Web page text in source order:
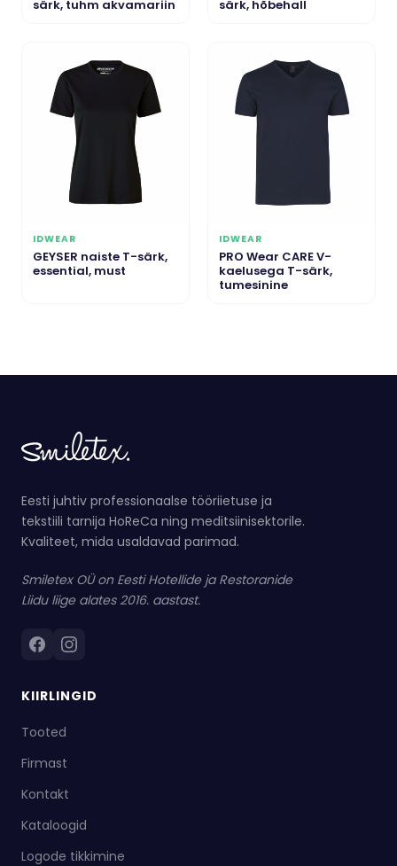
särk, tuhm akvamariin
särk, hõbehall
IDWEAR
GEYSER naiste T-särk,
essential, must
IDWEAR
PRO Wear CARE V-
kaelusega T-särk,
tumesinine
Eesti juhtiv professionaalse tööriietuse ja
tekstiili tarnija HoReCa ning meditsiinisektorile.
Kvaliteet, mida usaldavad parimad.
Smiletex OÜ on Eesti Hotellide ja Restoranide
Liidu liige alates 2016. aastast.
KIIRLINGID
Tooted
Firmast
Kontakt
Kataloogid
Logode tikkimine